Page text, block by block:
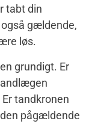
tabt din
gældende,
løs.
grundigt. Er
tandkronen
pågældende